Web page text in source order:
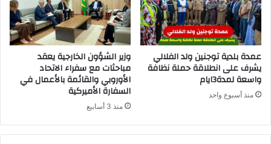
عمدة بلدية توجنين ولد الفلالي
يشرف على انطلاقة حملة نظافة
واسعة لمدة3ايام
منذ أسبوع واحد
وزير الشؤون الخارجية يعقد
مباحثات مع سفراء الاتحاد
الأوروبي والقائمة بالأعمال في
السفارة الأميركية
منذ 3 أسابيع